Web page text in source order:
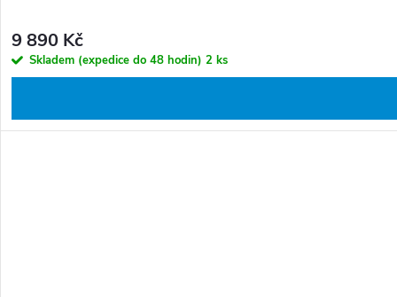
9 890 Kč
Skladem (expedice do 48 hodin) 2 ks